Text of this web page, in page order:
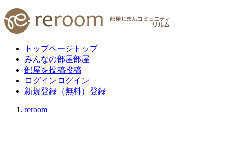
トップページ トップ
みんなの部屋部屋
部屋を投稿投稿
ログイン ログイン
新規登録（無料） 登録
reroom